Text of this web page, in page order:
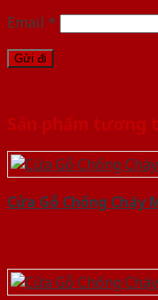
Email *
Sản phẩm tương
Cửa Gỗ Chống Cháy